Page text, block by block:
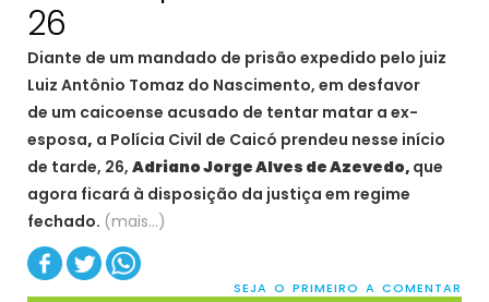
26
Diante de um mandado de prisão expedido pelo juiz
Luiz Antônio Tomaz do Nascimento, em desfavor
de um caicoense acusado de tentar matar a ex-
esposa, a Polícia Civil de Caicó prendeu nesse início
de tarde, 26, Adriano Jorge Alves de Azevedo, que
agora ficará à disposição da justiça em regime
fechado. (mais…)
SEJA O PRIMEIRO A COMENTAR